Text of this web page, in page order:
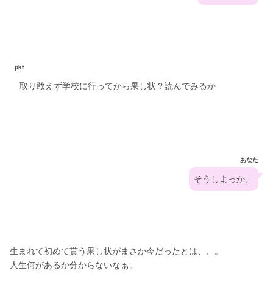
pkt
取り敢えず学校に行ってから果し状？読んでみるか
あなた
そうしよっか、
生まれて初めて貰う果し状がまさか今だったとは、、。
人生何があるか分からないなぁ。